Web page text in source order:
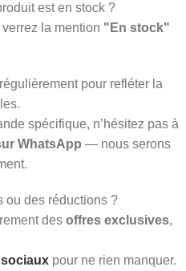
est en stock ?
la mention "En stock"
pour refléter la
spécifique, n’hésitez pas à
WhatsApp — nous serons
ou des réductions ?
des offres exclusives,
pour ne rien manquer.